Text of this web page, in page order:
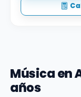
Música en
años